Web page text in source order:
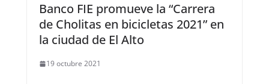
Banco FIE promueve la “Carrera
de Cholitas en bicicletas 2021” en
la ciudad de El Alto
19 octubre 2021